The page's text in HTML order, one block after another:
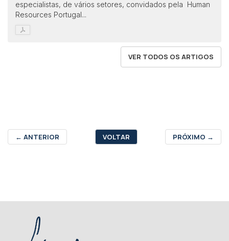
especialistas, de vários setores, convidados pela Human
Resources Portugal...
VER TODOS OS ARTIGOS
← ANTERIOR VOLTAR PRÓXIMO →